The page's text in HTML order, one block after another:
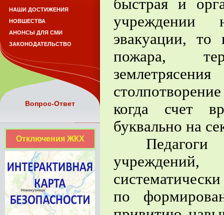
быстрая и
учреждении
эвакуации,
пожара,
когда счет
буквально на
Педагоги и
по
НАШИ ДОСТИЖЕНИЯ
НОВШЕСТВА
АНОНСЫ ДЛЯ СМИ
ЗАКОНОДАТЕЛЬСТВО
Вопрос-Ответ
Отключения ЖКХ